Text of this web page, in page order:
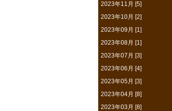
2023年11月 [5]
2023年10月 [2]
2023年09月 [1]
2023年08月 [1]
2023年07月 [3]
2023年06月 [4]
2023年05月 [3]
2023年04月 [8]
2023年03月 [8]